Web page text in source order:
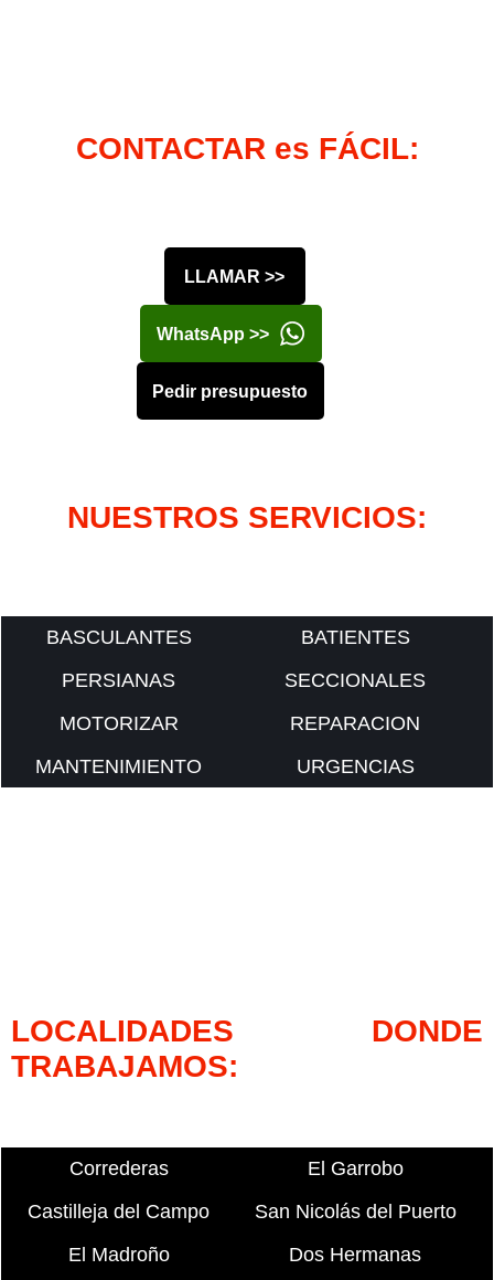
CONTACTAR es FÁCIL:
LLAMAR >>
WhatsApp >>
Pedir presupuesto
NUESTROS SERVICIOS:
BASCULANTES
BATIENTES
PERSIANAS
SECCIONALES
MOTORIZAR
REPARACION
MANTENIMIENTO
URGENCIAS
LOCALIDADES DONDE
TRABAJAMOS:
Correderas
El Garrobo
Castilleja del Campo
San Nicolás del Puerto
El Madroño
Dos Hermanas